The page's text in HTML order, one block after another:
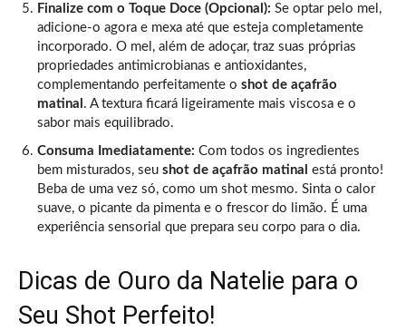
Finalize com o Toque Doce (Opcional): Se optar pelo mel,
adicione-o agora e mexa até que esteja completamente
incorporado. O mel, além de adoçar, traz suas próprias
propriedades antimicrobianas e antioxidantes,
complementando perfeitamente o shot de açafrão
matinal . A textura ficará ligeiramente mais viscosa e o
sabor mais equilibrado.
Consuma Imediatamente: Com todos os ingredientes
bem misturados, seu shot de açafrão matinal está pronto!
Beba de uma vez só, como um shot mesmo. Sinta o calor
suave, o picante da pimenta e o frescor do limão. É uma
experiência sensorial que prepara seu corpo para o dia.
Dicas de Ouro da Natelie para o
Seu Shot Perfeito!